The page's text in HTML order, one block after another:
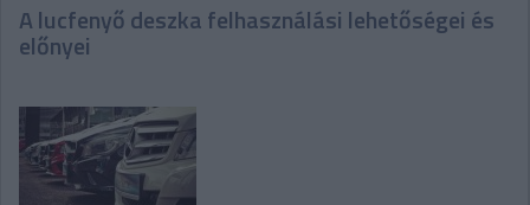
A lucfenyő deszka felhasználási lehetőségei és
előnyei